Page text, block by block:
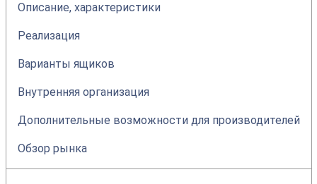
Описание, характеристики
Реализация
Варианты ящиков
Внутренняя организация
Дополнительные возможности для производителей
Обзор рынка